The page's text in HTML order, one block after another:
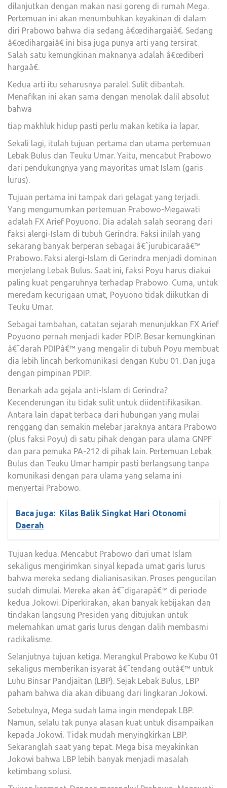
dilanjutkan dengan makan nasi goreng di rumah Mega.
Pertemuan ini akan menumbuhkan keyakinan di dalam
diri Prabowo bahwa dia sedang â€œdihargaiâ€. Sedang
â€œdihargaiâ€ ini bisa juga punya arti yang tersirat.
Salah satu kemungkinan maknanya adalah â€œdiberi
hargaâ€.
Kedua arti itu seharusnya paralel. Sulit dibantah.
Menafikan ini akan sama dengan menolak dalil absolut
bahwa
tiap makhluk hidup pasti perlu makan ketika ia lapar.
Sekali lagi, itulah tujuan pertama dan utama pertemuan
Lebak Bulus dan Teuku Umar. Yaitu, mencabut Prabowo
dari pendukungnya yang mayoritas umat Islam (garis
lurus).
Tujuan pertama ini tampak dari gelagat yang terjadi.
Yang mengumumkan pertemuan Prabowo-Megawati
adalah FX Arief Poyuono. Dia adalah salah seorang dari
faksi alergi-Islam di tubuh Gerindra. Faksi inilah yang
sekarang banyak berperan sebagai â€˜jurubicaraâ€™
Prabowo. Faksi alergi-Islam di Gerindra menjadi dominan
menjelang Lebak Bulus. Saat ini, faksi Poyu harus diakui
paling kuat pengaruhnya terhadap Prabowo. Cuma, untuk
meredam kecurigaan umat, Poyuono tidak diikutkan di
Teuku Umar.
Sebagai tambahan, catatan sejarah menunjukkan FX Arief
Poyuono pernah menjadi kader PDIP. Besar kemungkinan
â€˜darah PDIPâ€™ yang mengalir di tubuh Poyu membuat
dia lebih lincah berkomunikasi dengan Kubu 01. Dan juga
dengan pimpinan PDIP.
Benarkah ada gejala anti-Islam di Gerindra?
Kecenderungan itu tidak sulit untuk diidentifikasikan.
Antara lain dapat terbaca dari hubungan yang mulai
renggang dan semakin melebar jaraknya antara Prabowo
(plus faksi Poyu) di satu pihak dengan para ulama GNPF
dan para pemuka PA-212 di pihak lain. Pertemuan Lebak
Bulus dan Teuku Umar hampir pasti berlangsung tanpa
komunikasi dengan para ulama yang selama ini
menyertai Prabowo.
Baca juga: Kilas Balik Singkat Hari Otonomi
Daerah
Tujuan kedua. Mencabut Prabowo dari umat Islam
sekaligus mengirimkan sinyal kepada umat garis lurus
bahwa mereka sedang dialianisasikan. Proses pengucilan
sudah dimulai. Mereka akan â€˜digarapâ€™ di periode
kedua Jokowi. Diperkirakan, akan banyak kebijakan dan
tindakan langsung Presiden yang ditujukan untuk
melemahkan umat garis lurus dengan dalih membasmi
radikalisme.
Selanjutnya tujuan ketiga. Merangkul Prabowo ke Kubu 01
sekaligus memberikan isyarat â€˜tendang outâ€™ untuk
Luhu Binsar Pandjaitan (LBP). Sejak Lebak Bulus, LBP
paham bahwa dia akan dibuang dari lingkaran Jokowi.
Sebetulnya, Mega sudah lama ingin mendepak LBP.
Namun, selalu tak punya alasan kuat untuk disampaikan
kepada Jokowi. Tidak mudah menyingkirkan LBP.
Sekaranglah saat yang tepat. Mega bisa meyakinkan
Jokowi bahwa LBP lebih banyak menjadi masalah
ketimbang solusi.